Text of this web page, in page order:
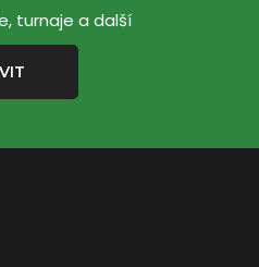
turnaje a další